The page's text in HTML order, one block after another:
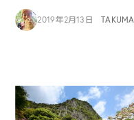
2019年2月13日 TAKUMA